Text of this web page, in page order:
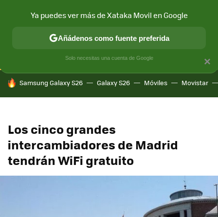
CONECTIVIDAD MÓVIL Y SOCIEDAD APLICACIONES
HOY SE HABLA DE
Samsung Galaxy S26 Galaxy S26 Móviles Movistar
Los cinco grandes
intercambiadores de Madrid
tendrán WiFi gratuito
×
Ya puedes ver más de Xataka Movil en Google
Añádenos como fuente preferida
Solo necesitas una cuenta de Google